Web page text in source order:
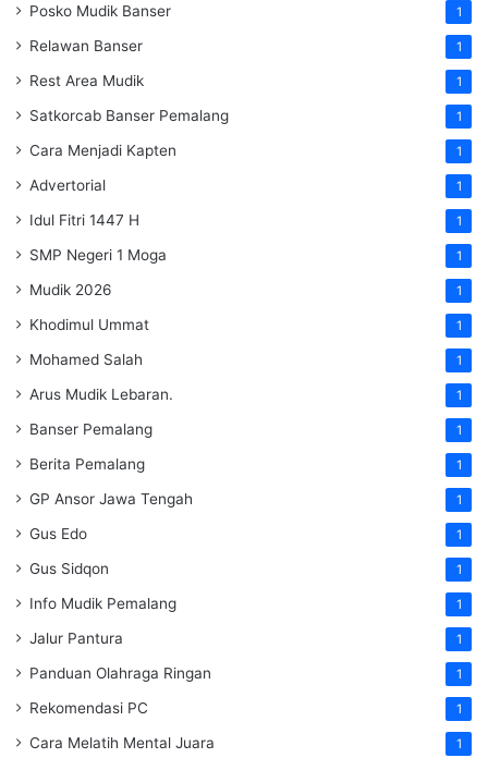
Posko Mudik Banser 1
Relawan Banser 1
Rest Area Mudik 1
Satkorcab Banser Pemalang 1
Cara Menjadi Kapten 1
Advertorial 1
Idul Fitri 1447 H 1
SMP Negeri 1 Moga 1
Mudik 2026 1
Khodimul Ummat 1
Mohamed Salah 1
Arus Mudik Lebaran. 1
Banser Pemalang 1
Berita Pemalang 1
GP Ansor Jawa Tengah 1
Gus Edo 1
Gus Sidqon 1
Info Mudik Pemalang 1
Jalur Pantura 1
Panduan Olahraga Ringan 1
Rekomendasi PC 1
Cara Melatih Mental Juara 1